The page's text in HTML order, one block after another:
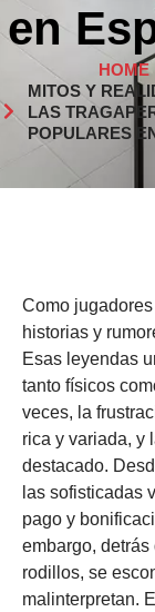
en
HOME
MITOS Y
LAS
POPULARES
Como
historias y
Esas leyendas
tanto físicos
veces, la
rica y variada, y
destacado.
las sofisticadas
pago y
embargo,
rodillos, se
malinterpretan.